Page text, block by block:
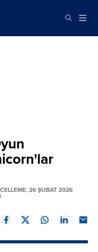
26 ŞUBAT 2026